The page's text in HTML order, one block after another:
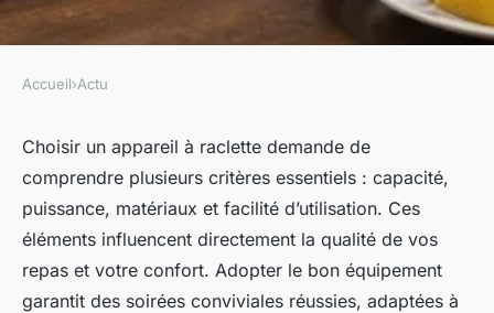
Les éléments clés pour choisir
un appareil à raclette idéal
Robin•2 août 2025•10 min de lecture
Accueil›Actu
Choisir un appareil à raclette demande de
comprendre plusieurs critères essentiels : capacité,
puissance, matériaux et facilité d’utilisation. Ces
éléments influencent directement la qualité de vos
repas et votre confort. Adopter le bon équipement
garantit des soirées conviviales réussies, adaptées à